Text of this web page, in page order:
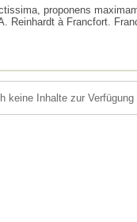
proponens
Reinhardt à Francfort.
keine Inhalte zur Verfügung